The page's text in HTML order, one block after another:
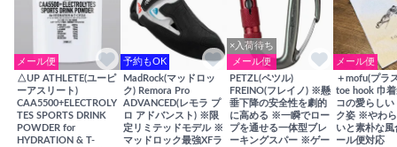
メール便
△UP ATHLETE(ユーピ
ーアスリート)
CAA5500+ELECTROLY
TES SPORTS DRINK
POWDER for
HYDRATION & T-
予約もOK
MadRock(マッドロッ
ク) Remora Pro
ADVANCED(レモラ プ
ロ アドバンスト) ※限
定リミテッドモデル ※
マッドロック最強XFラ
×入荷待ち
メール便
PETZL(ペツル)
FREINO(フレイノ) ※懸
垂下降の安全性を劇的
に高める ※一瞬でロー
プを通せる一体型ブレ
ーキングスパー ※ゲー
メール便
＋mofu(プラ
toe hook 巾
コの愛らしい
ク姿 ※やわ
いと素朴な
ール便対応